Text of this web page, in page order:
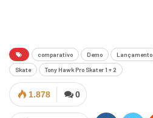
comparativo Demo Lançamento
Skate Tony Hawk Pro Skater 1 + 2
0
1.878